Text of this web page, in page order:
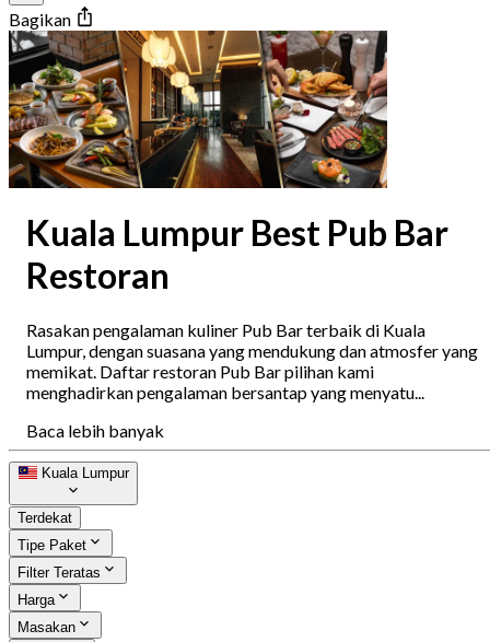
Bagikan
Kuala Lumpur Best Pub Bar
Restoran
Rasakan pengalaman kuliner Pub Bar terbaik di Kuala
Lumpur, dengan suasana yang mendukung dan atmosfer yang
memikat. Daftar restoran Pub Bar pilihan kami
menghadirkan pengalaman bersantap yang menyatu...
Baca lebih banyak
Kuala Lumpur
Terdekat
Tipe Paket
Filter Teratas
Harga
Masakan